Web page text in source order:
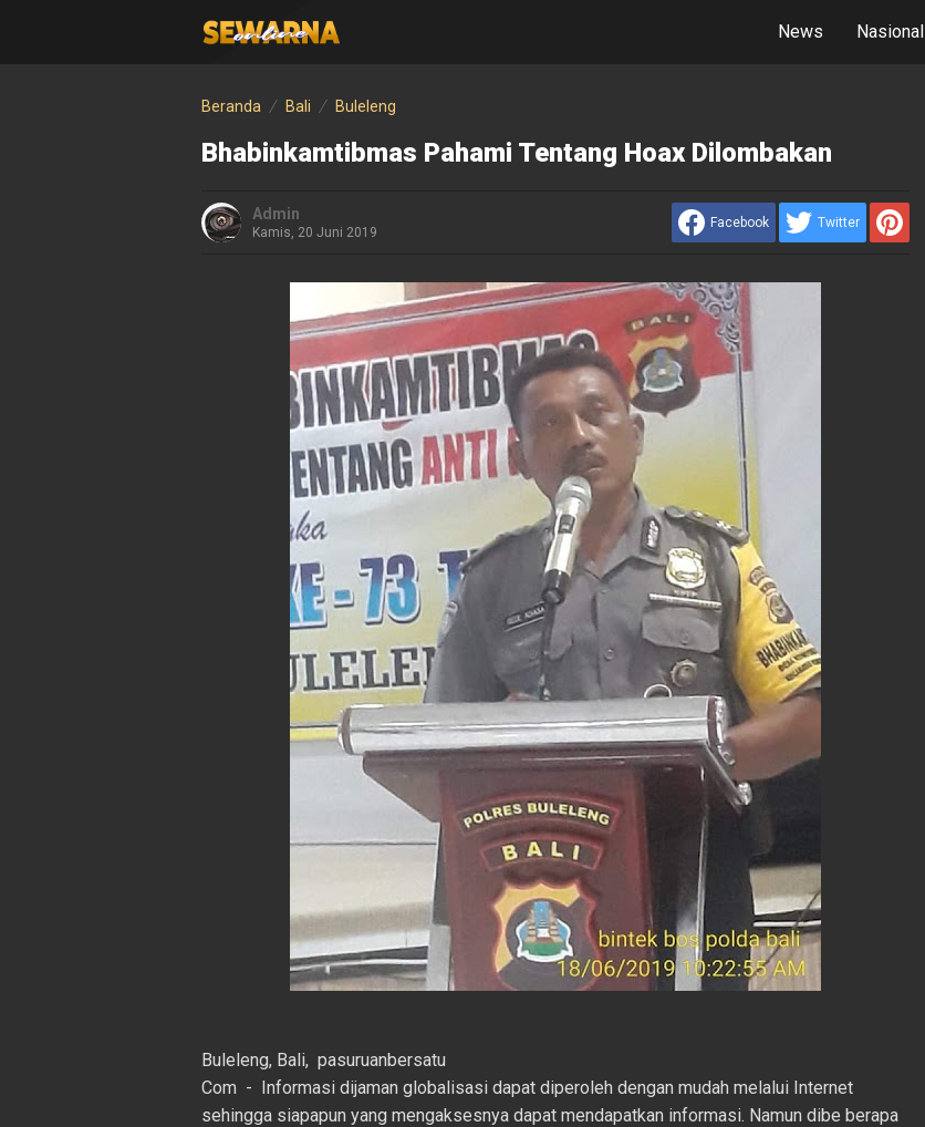
News Nasional
Beranda Bali Buleleng
Bhabinkamtibmas Pahami Tentang Hoax Dilombakan
Admin
Kamis, 20 Juni 2019
Facebook Twitter
Buleleng, Bali, pasuruanbersatu
Com - Informasi dijaman globalisasi dapat diperoleh dengan mudah melalui Internet
sehingga siapapun yang mengaksesnya dapat mendapatkan informasi. Namun dibe berapa